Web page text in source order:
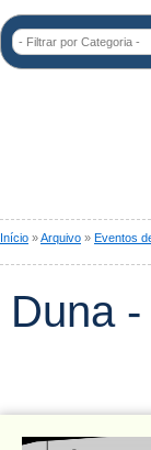
- Filtrar por Categoria -
Início »Arquivo » Eventos
Duna